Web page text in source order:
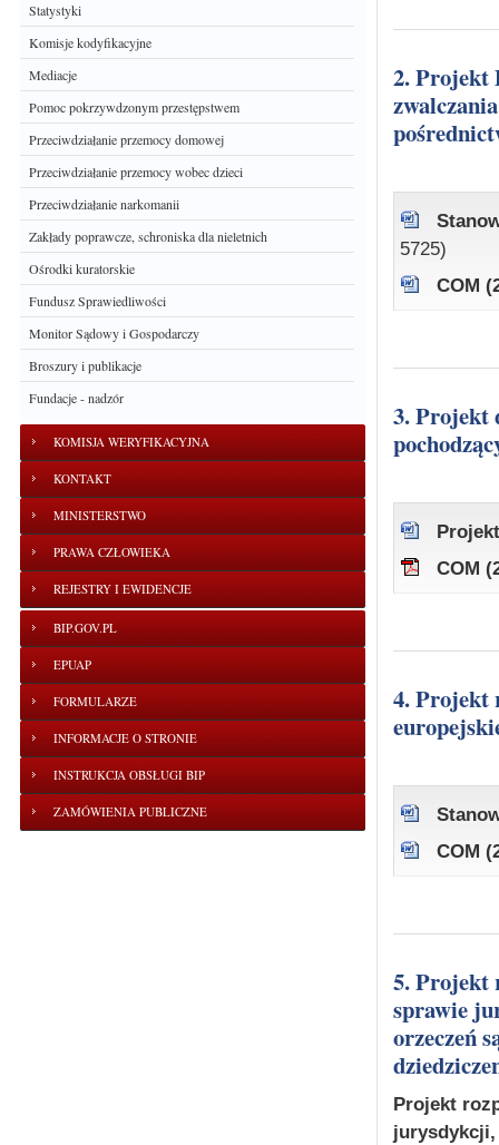
Statystyki
Komisje kodyfikacyjne
Mediacje
Pomoc pokrzywdzonym przestępstwem
Przeciwdziałanie przemocy domowej
Przeciwdziałanie przemocy wobec dzieci
Przeciwdziałanie narkomanii
Zakłady poprawcze, schroniska dla nieletnich
Ośrodki kuratorskie
Fundusz Sprawiedliwości
Monitor Sądowy i Gospodarczy
Broszury i publikacje
Fundacje - nadzór
KOMISJA WERYFIKACYJNA
KONTAKT
MINISTERSTWO
PRAWA CZŁOWIEKA
REJESTRY I EWIDENCJE
BIP.GOV.PL
EPUAP
FORMULARZE
INFORMACJE O STRONIE
INSTRUKCJA OBSŁUGI BIP
ZAMÓWIENIA PUBLICZNE
2. Projekt Dyrektywy Parlamentu Europejskiego i Rady w sprawie
5725)
COM
3. Projekt dyrektywy w sprawie zamrożenia i konfiskaty dochodów
COM
4. Projekt rozporządzenia Rady w sprawie statutu fundacji
COM
5. Projekt rozporządzenia Parlamentu Europejskiego i Rady w
sprawie
orzeczeń
Projekt
jurysdykcji,